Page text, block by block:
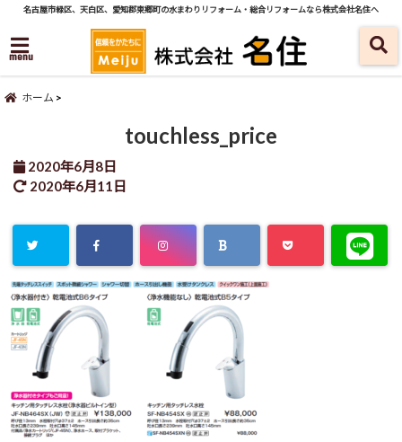
名古屋市緑区、天白区、愛知郡東郷町の水まわりリフォーム・総合リフォームなら株式会社名住へ
menu
ホーム
touchless_price
2020年6月8日
2020年6月11日